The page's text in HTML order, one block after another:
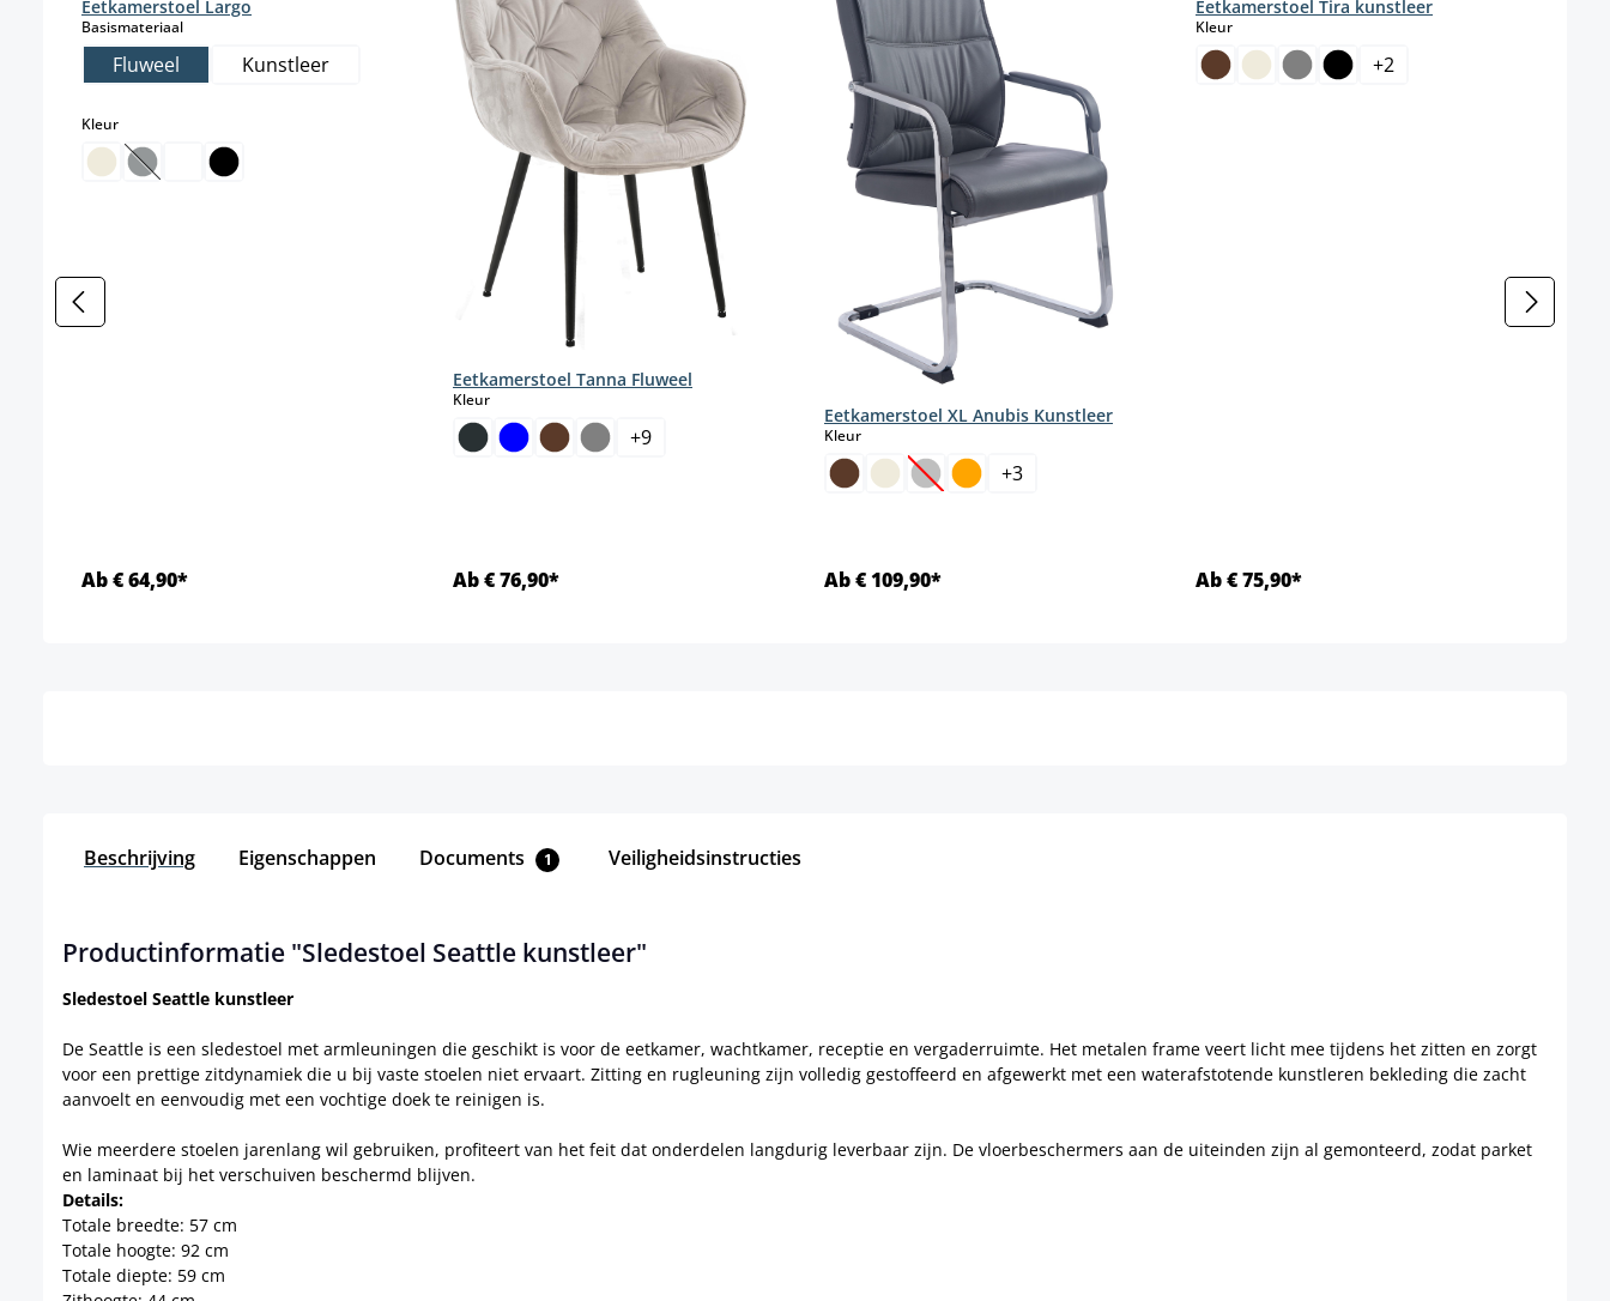
Eetkamerstoel Largo
Basismateriaalselect
Fluweel Kunstleer
Kleurselect
(Deze optie is momenteel niet beschikbaar.)
Ab € 64,90*
Eetkamerstoel Tanna Fluweel
Kleurselect
+9
Ab € 76,90*
Eetkamerstoel XL Anubis Kunstleer
Kleurselect
(Deze optie is momenteel niet beschikbaar.)
+3
Ab € 109,90*
Eetkamerstoel Tira kunstleer
Kleurselect
+2
Ab € 75,90*
Beschrijving Eigenschappen Documents 1 Veiligheidsinstructies
Productinformatie "Sledestoel Seattle kunstleer"
Sledestoel Seattle kunstleer
De Seattle is een sledestoel met armleuningen die geschikt is voor de eetkamer, wachtkamer, receptie en vergaderruimte. Het metalen frame veert licht mee tijdens het zitten en zorgt
voor een prettige zitdynamiek die u bij vaste stoelen niet ervaart. Zitting en rugleuning zijn volledig gestoffeerd en afgewerkt met een waterafstotende kunstleren bekleding die zacht
aanvoelt en eenvoudig met een vochtige doek te reinigen is.
Wie meerdere stoelen jarenlang wil gebruiken, profiteert van het feit dat onderdelen langdurig leverbaar zijn. De vloerbeschermers aan de uiteinden zijn al gemonteerd, zodat parket
en laminaat bij het verschuiven beschermd blijven.
Details:
Totale breedte: 57 cm
Totale hoogte: 92 cm
Totale diepte: 59 cm